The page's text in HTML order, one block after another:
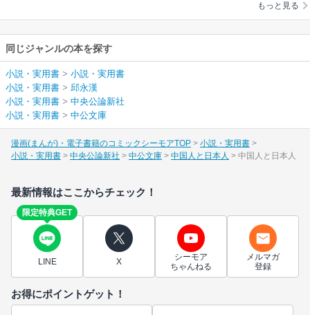
もっと見る
同じジャンルの本を探す
小説・実用書 > 小説・実用書
小説・実用書 > 邱永漢
小説・実用書 > 中央公論新社
小説・実用書 > 中公文庫
漫画(まんが)・電子書籍のコミックシーモアTOP
小説・実用書
小説・実用書
中央公論新社 中公文庫 中国人と日本人 中国人と日本人
最新情報はここからチェック！
限定特典GET
LINE X
シーモア
ちゃんねる
メルマガ
登録
お得にポイントゲット！